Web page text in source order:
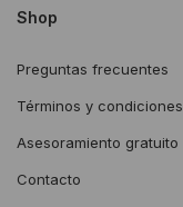
Shop
Preguntas frecuentes
Términos y condiciones
Asesoramiento gratuito
Contacto